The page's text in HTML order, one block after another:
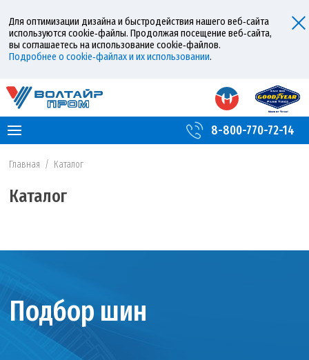
Для оптимизации дизайна и быстродействия нашего веб‑сайта
используются cookie‑файлы. Продолжая посещение веб‑сайта,
вы соглашаетесь на использование cookie‑файлов.
Подробнее о cookie‑файлах и их использовании.
8-800-770-72-14
Главная / Каталог
Каталог
Подбор шин